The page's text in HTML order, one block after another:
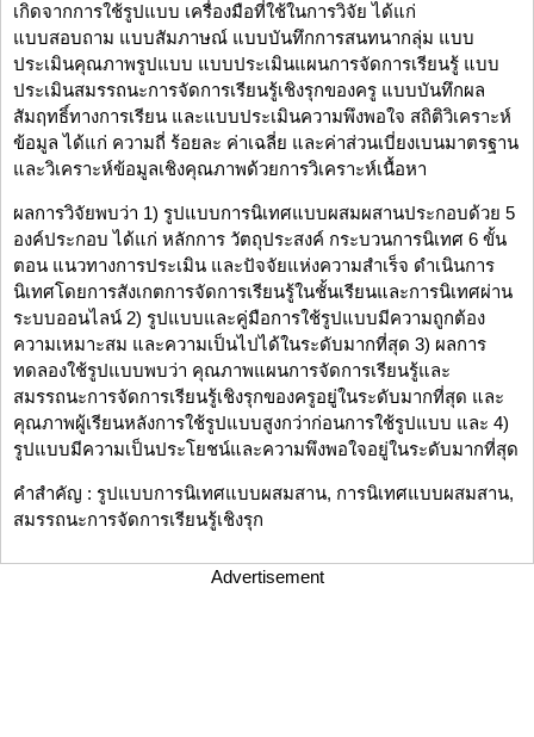
เกิดจากการใช้รูปแบบ เครื่องมือที่ใช้ในการวิจัย ได้แก่
แบบสอบถาม แบบสัมภาษณ์ แบบบันทึกการสนทนากลุ่ม แบบ
ประเมินคุณภาพรูปแบบ แบบประเมินแผนการจัดการเรียนรู้ แบบ
ประเมินสมรรถนะการจัดการเรียนรู้เชิงรุกของครู แบบบันทึกผล
สัมฤทธิ์ทางการเรียน และแบบประเมินความพึงพอใจ สถิติวิเคราะห์
ข้อมูล ได้แก่ ความถี่ ร้อยละ ค่าเฉลี่ย และค่าส่วนเบี่ยงเบนมาตรฐาน
และวิเคราะห์ข้อมูลเชิงคุณภาพด้วยการวิเคราะห์เนื้อหา
ผลการวิจัยพบว่า 1) รูปแบบการนิเทศแบบผสมผสานประกอบด้วย 5
องค์ประกอบ ได้แก่ หลักการ วัตถุประสงค์ กระบวนการนิเทศ 6 ขั้น
ตอน แนวทางการประเมิน และปัจจัยแห่งความสำเร็จ ดำเนินการ
นิเทศโดยการสังเกตการจัดการเรียนรู้ในชั้นเรียนและการนิเทศผ่าน
ระบบออนไลน์ 2) รูปแบบและคู่มือการใช้รูปแบบมีความถูกต้อง
ความเหมาะสม และความเป็นไปได้ในระดับมากที่สุด 3) ผลการ
ทดลองใช้รูปแบบพบว่า คุณภาพแผนการจัดการเรียนรู้และ
สมรรถนะการจัดการเรียนรู้เชิงรุกของครูอยู่ในระดับมากที่สุด และ
คุณภาพผู้เรียนหลังการใช้รูปแบบสูงกว่าก่อนการใช้รูปแบบ และ 4)
รูปแบบมีความเป็นประโยชน์และความพึงพอใจอยู่ในระดับมากที่สุด
คำสำคัญ : รูปแบบการนิเทศแบบผสมสาน, การนิเทศแบบผสมสาน,
สมรรถนะการจัดการเรียนรู้เชิงรุก
Advertisement